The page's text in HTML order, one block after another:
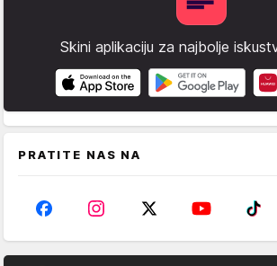
Skini aplikaciju za najbolje
PRATITE NAS NA